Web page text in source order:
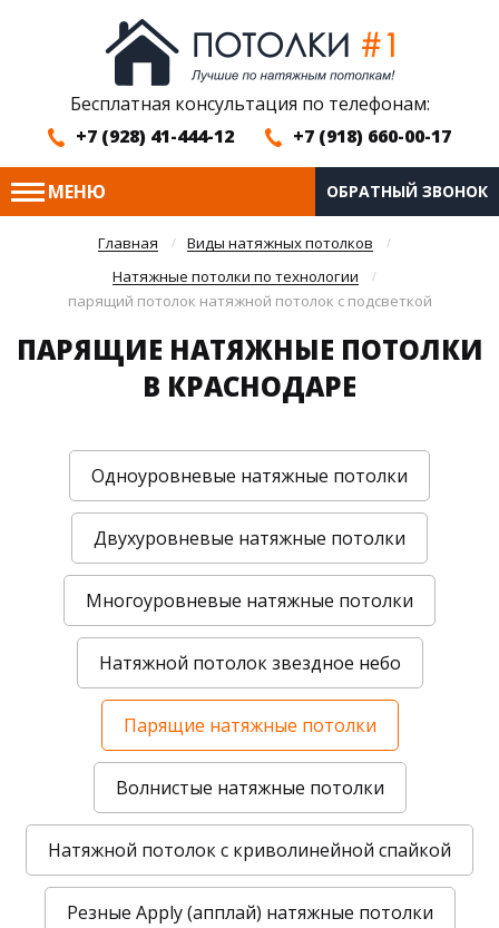
Бесплатная консультация по телефонам:
+7 (928) 41-444-12
+7 (918) 660-00-17
МЕНЮ ОБРАТНЫЙ ЗВОНОК
Главная
Виды натяжных потолков
Натяжные потолки по технологии
парящий потолок натяжной потолок с подсветкой
ПАРЯЩИЕ НАТЯЖНЫЕ ПОТОЛКИ
В КРАСНОДАРЕ
Одноуровневые натяжные потолки
Двухуровневые натяжные потолки
Многоуровневые натяжные потолки
Натяжной потолок звездное небо
Парящие натяжные потолки
Волнистые натяжные потолки
Натяжной потолок с криволинейной спайкой
Резные Apply (апплай) натяжные потолки